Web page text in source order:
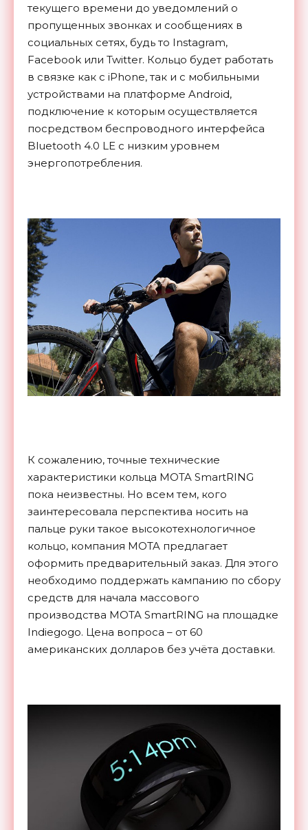
текущего времени до уведомлений о
пропущенных звонках и сообщениях в
социальных сетях, будь то Instagram,
Facebook или Twitter. Кольцо будет работать
в связке как с iPhone, так и с мобильными
устройствами на платформе Android,
подключение к которым осуществляется
посредством беспроводного интерфейса
Bluetooth 4.0 LE с низким уровнем
энергопотребления.
К сожалению, точные технические
характеристики кольца MOTA SmartRING
пока неизвестны. Но всем тем, кого
заинтересовала перспектива носить на
пальце руки такое высокотехнологичное
кольцо, компания MOTA предлагает
оформить предварительный заказ. Для этого
необходимо поддержать кампанию по сбору
средств для начала массового
производства MOTA SmartRING на площадке
Indiegogo. Цена вопроса – от 60
американских долларов без учёта доставки.